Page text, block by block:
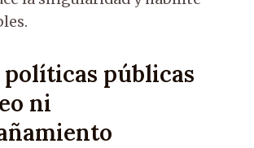
políticas públicas
ni